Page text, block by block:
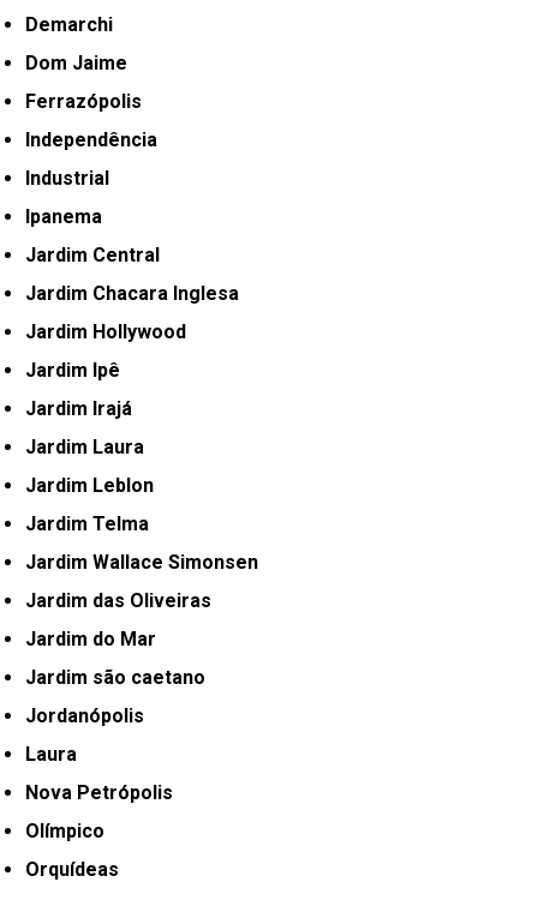
Demarchi
Dom Jaime
Ferrazópolis
Independência
Industrial
Ipanema
Jardim Central
Jardim Chacara Inglesa
Jardim Hollywood
Jardim Ipê
Jardim Irajá
Jardim Laura
Jardim Leblon
Jardim Telma
Jardim Wallace Simonsen
Jardim das Oliveiras
Jardim do Mar
Jardim são caetano
Jordanópolis
Laura
Nova Petrópolis
Olímpico
Orquídeas